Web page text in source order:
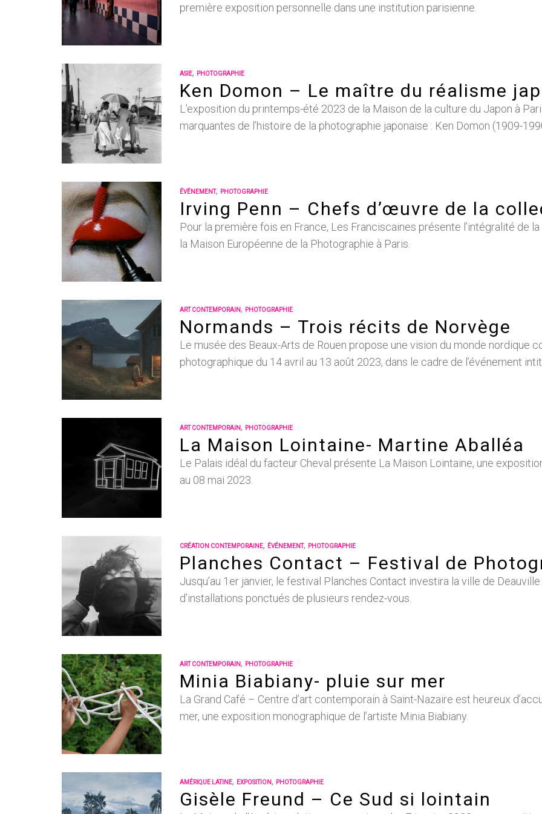
première exposition personnelle dans une institution parisienne.
ASIE, PHOTOGRAPHIE
Ken Domon – Le maître du réalisme
L’exposition du printemps-été 2023 de la Maison de la culture du Japon à
marquantes de l’histoire de la photographie japonaise : Ken Domon (1909-
ÉVÉNEMENT, PHOTOGRAPHIE
Irving Penn – Chefs d’œuvre de la
Pour la première fois en France, Les Franciscaines présente l’intégralité de
la Maison Européenne de la Photographie à Paris.
ART CONTEMPORAIN , PHOTOGRAPHIE
Normands – Trois récits de Norvège
Le musée des Beaux-Arts de Rouen propose une vision du monde nordique
photographique du 14 avril au 13 août 2023, dans le cadre de l’événement
ART CONTEMPORAIN , PHOTOGRAPHIE
La Maison Lointaine- Martine Aballéa
Le Palais idéal du facteur Cheval présente La Maison Lointaine, une
au 08 mai 2023.
CRÉATION CONTEMPORAINE, ÉVÉNEMENT, PHOTOGRAPHIE
Planches Contact – Festival de
Jusqu’au 1er janvier, le festival Planches Contact investira la ville de
d’installations ponctués de plusieurs rendez-vous.
ART CONTEMPORAIN , PHOTOGRAPHIE
Minia Biabiany- pluie sur mer
La Grand Café – Centre d’art contemporain à Saint-Nazaire est heureux
mer, une exposition monographique de l’artiste Minia Biabiany.
AMÉRIQUE LATINE, EXPOSITION , PHOTOGRAPHIE
Gisèle Freund – Ce Sud si lointain